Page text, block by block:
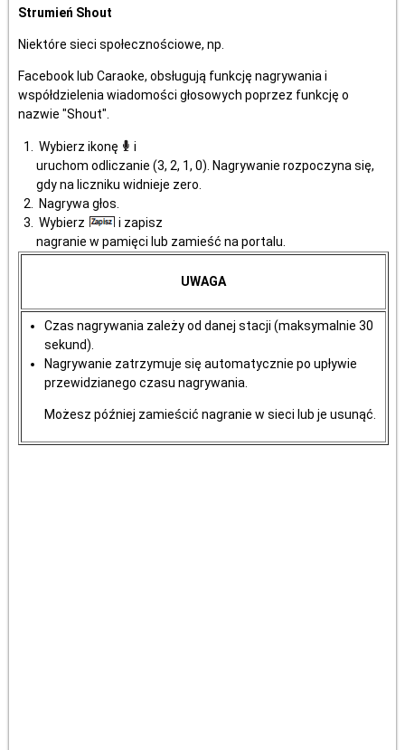
Strumień Shout
Niektóre sieci społecznościowe, np.
Facebook lub Caraoke, obsługują funkcję nagrywania i
współdzielenia wiadomości głosowych poprzez funkcję o
nazwie "Shout".
Wybierz ikonę
i
uruchom odliczanie (3, 2, 1, 0). Nagrywanie rozpoczyna się,
gdy na liczniku widnieje zero.
Nagrywa głos.
Wybierz
i zapisz
nagranie w pamięci lub zamieść na portalu.
UWAGA
Czas nagrywania zależy od danej stacji (maksymalnie 30
sekund).
Nagrywanie zatrzymuje się automatycznie po upływie
przewidzianego czasu nagrywania.
Możesz później zamieścić nagranie w sieci lub je usunąć.